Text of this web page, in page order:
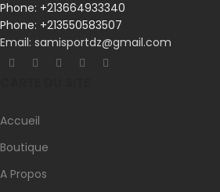
Phone: +213550583507
Email: samisportdz@gmail.com
Accueil
Boutique
A Propos